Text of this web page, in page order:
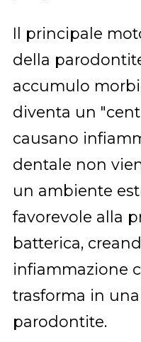
Il principale
della
accumulo
diventa un
causano
dentale non
un ambiente
favorevole alla
batterica,
infiammazione
trasforma in
parodontite.